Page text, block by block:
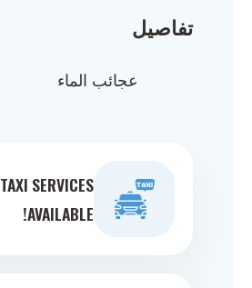
تفاصيل
عجائب الماء
TAXI SERVICES
AVAILABLE!